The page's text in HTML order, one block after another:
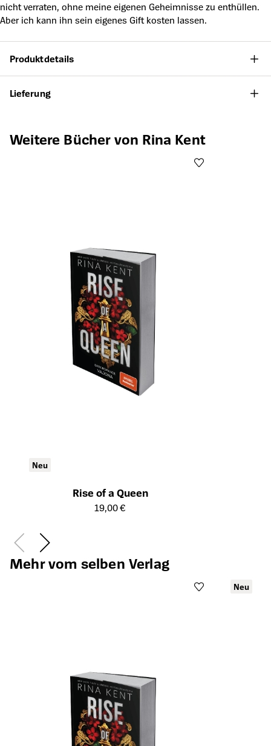
nicht verraten, ohne meine eigenen Geheimnisse zu enthüllen.
Aber ich kann ihn sein eigenes Gift kosten lassen.
Produktdetails
Lieferung
Produktgalerie überspringen
Weitere Bücher von Rina Kent
Neu
Rise of a Queen
Öffnet die Detailseite des Produkts
19,00 €
Mehr vom selben Verlag
Neu